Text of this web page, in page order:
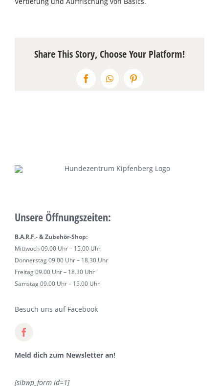
Öffnungszeiten
Share This Story, Choose Your Platform!
FacebookWhatsAppPinterest
Unsere Öffnungszeiten:
B.A.R.F.- & Zubehör-Shop:
Mittwoch 09.00 Uhr – 15.00 Uhr
Donnerstag 09.00 Uhr – 18.30 Uhr
Freitag 09.00 Uhr – 18.30 Uhr
Samstag 09.00 Uhr – 15.00 Uhr
Besuch uns auf Facebook
Meld dich zum Newsletter an!
[sibwp_form id=1]